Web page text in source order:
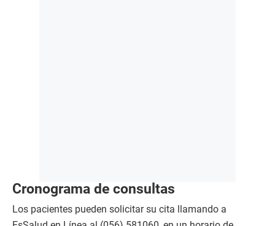
Cronograma de consultas
Los pacientes pueden solicitar su cita llamando a